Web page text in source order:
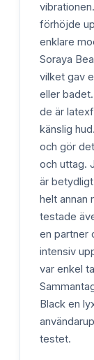
förhöjde
enklare
Soraya
vilket gav
eller
de är
känslig
och gör
och uttag.
är
helt annan
testade
en partner
intensiv
var enkel
Black en
testet.